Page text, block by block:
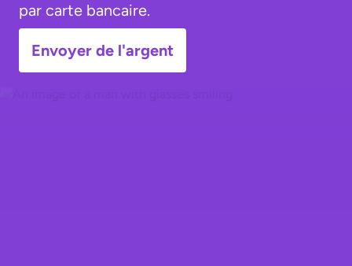
par carte bancaire.
Envoyer de l'argent